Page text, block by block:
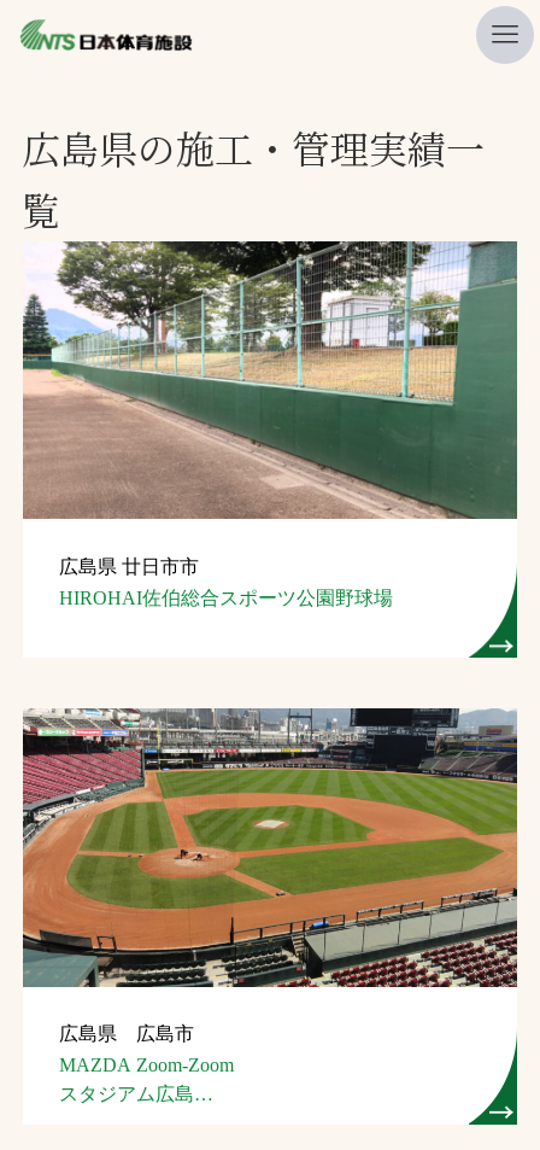
ニュース
プレスリリース
レポート
製品・サービス一覧
施工・管理実績一覧
会社概要
採用情報
検索
お問合せ
プライバシーポリシー
ソーシャルメディアポリシー
文字の見えづらさや操作にお困りの方へ
広島県の施工・管理実績一
覧
広島県 廿日市市
HIROHAI佐伯総合スポーツ公園野球場
広島県 広島市
MAZDA Zoom-Zoom
スタジアム広島